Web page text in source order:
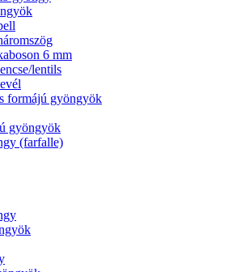
6 mm
lentils
formájú gyöngyök
gyöngyök
(farfalle)